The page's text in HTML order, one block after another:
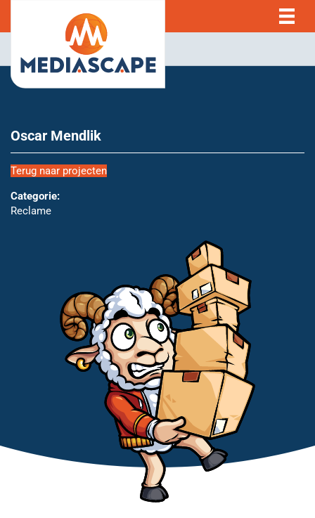
Oscar Mendlik
Terug naar projecten
Categorie:
Reclame